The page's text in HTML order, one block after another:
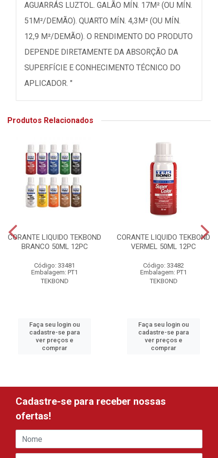
AGUARRÁS LUZTOL. GALÃO MÍN. 17M² (OU MÍN.
51M²/DEMÃO). QUARTO MÍN. 4,3M² (OU MÍN.
12,9 M²/DEMÃO). O RENDIMENTO DO PRODUTO
DEPENDE DIRETAMENTE DA ABSORÇÃO DA
SUPERFÍCIE E CONHECIMENTO TÉCNICO DO
APLICADOR. "
Produtos Relacionados
CORANTE LIQUIDO TEKBOND
BRANCO 50ML 12PC
Código: 33481
Embalagem: PT1
TEKBOND
Faça seu login ou
cadastre-se para
ver preços e
comprar
CORANTE LIQUIDO TEKBOND
VERMEL 50ML 12PC
Código: 33482
Embalagem: PT1
TEKBOND
Faça seu login ou
cadastre-se para
ver preços e
comprar
Cadastre-se para receber nossas
ofertas!